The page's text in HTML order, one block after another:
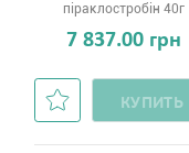
піраклостробін 40г
7 837.00 грн
КУПИТЬ